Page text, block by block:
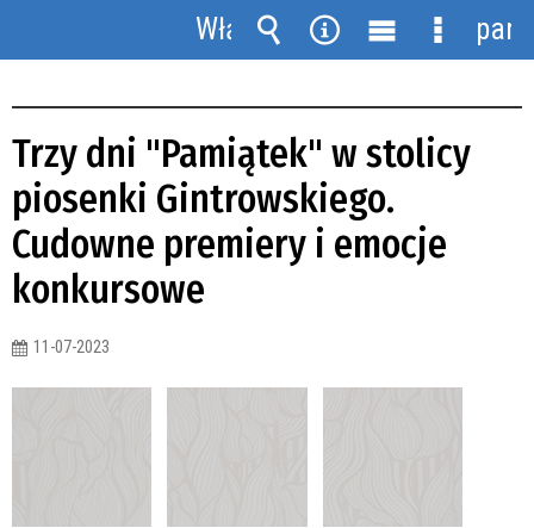
TRZY DNI "PAMIĄTEK" W STOLICY PIOSENKI GINTROWSKIEGO. CUDOWNE
PREMIERY I EMOCJE KONKURSOWE
Trzy dni "Pamiątek" w stolicy
piosenki Gintrowskiego.
Cudowne premiery i emocje
konkursowe
11-07-2023
Włącz
powiadomienia
Wyszukiwarka
Narzędzia
Menu
główne
Menu